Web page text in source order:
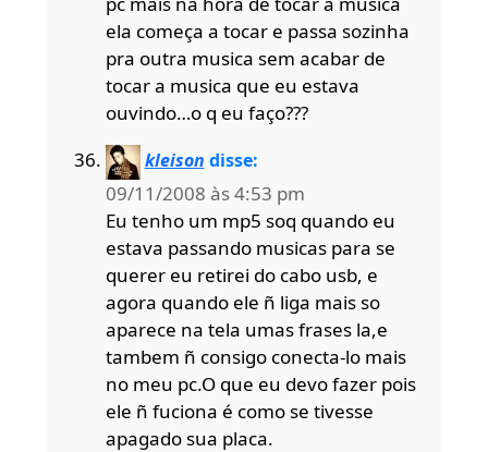
ela começa a tocar e passa sozinha
pra outra musica sem acabar de
tocar a musica que eu estava
ouvindo…o q eu faço???
kleison disse:
09/11/2008 às 4:53 pm
Eu tenho um mp5 soq quando eu
estava passando musicas para se
querer eu retirei do cabo usb, e
agora quando ele ñ liga mais so
aparece na tela umas frases la,e
tambem ñ consigo conecta-lo mais
no meu pc.O que eu devo fazer pois
ele ñ fuciona é como se tivesse
apagado sua placa.